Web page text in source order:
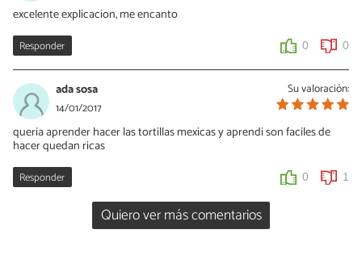
excelente explicacion, me encanto
Responder 0 0
Su valoración:
ada sosa
14/01/2017
queria aprender hacer las tortillas mexicas y aprendi son faciles de
hacer quedan ricas
Responder 0 1
Quiero ver más comentarios